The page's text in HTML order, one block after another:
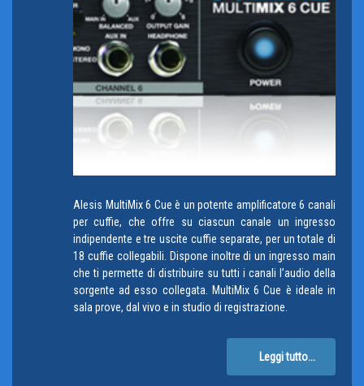
Alesis MultiMix 6 Cue è un potente amplificatore 6 canali
per cuffie, che offre su ciascun canale un ingresso
indipendente e tre uscite cuffie separate, per un totale di
18 cuffie collegabili. Dispone inoltre di un ingresso main
che ti permette di distribuire su tutti i canali l’audio della
sorgente ad esso collegata. MultiMix 6 Cue è ideale in
sala prove, dal vivo e in studio di registrazione.
Leggi tutto...